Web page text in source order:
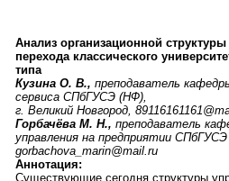
Анализ организационной
перехода классического
типа
Кузина О. В., преподаватель
сервиса СПбГУСЭ (НФ),
г. Великий Новгород,
Горбачёва М. Н., преподаватель
управления на предприятии
gorbachova_marin@mail.ru
Аннотация:
Существующие сегодня структуры